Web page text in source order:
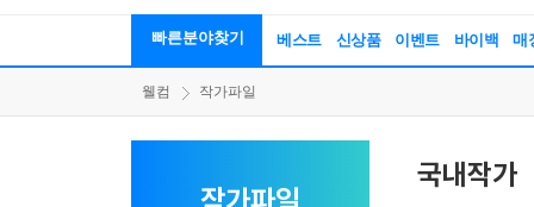
빠른분야찾기 베스트 신상품 이벤트 바이백 매
웰컴 작가파일
작가파일
국내작가